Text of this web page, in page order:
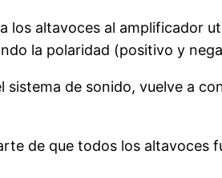
los altavoces al amplificador
la polaridad (positivo y
de sonido, vuelve a
de que todos los altavoces